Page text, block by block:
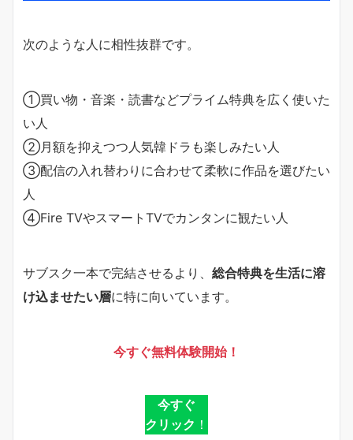
次のような人に相性抜群です。
①買い物・音楽・読書などプライム特典を広く使いた
い人
②月額を抑えつつ人気韓ドラも楽しみたい人
③配信の入れ替わりに合わせて柔軟に作品を選びたい
人
④Fire TVやスマートTVでカンタンに観たい人
サブスク一本で完結させるより、 総合特典を生活に溶
け込ませたい層に特に向いています。
今すぐ無料体験開始！
今すぐ
クリック ！